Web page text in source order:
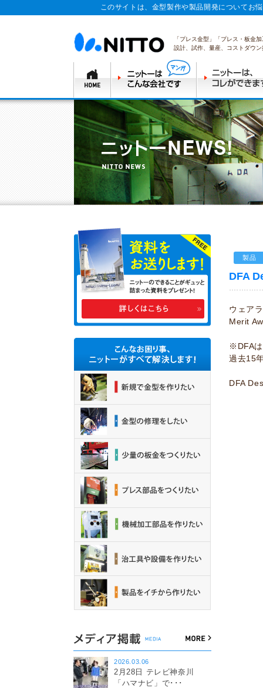
このサイトは、金型製作や製品開発についてお
「プレス金型」「プレス・板金
設計、試作、量産、コストダウ
製品
DFA
ウェア
Merit
※DFA
過去15
DFA
2026.03.06
2月28日 テレビ神奈川
「ハマナビ」で･･･